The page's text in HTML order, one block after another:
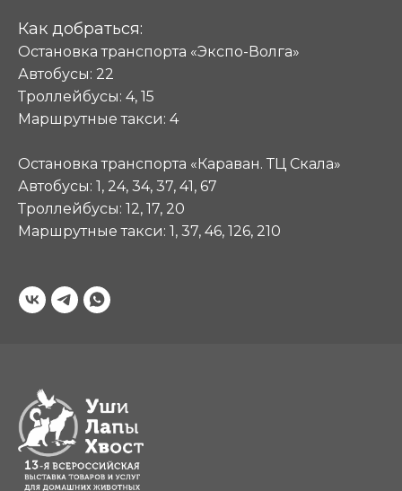
Как добраться:
Остановка транспорта «Экспо-Волга»
Автобусы: 22
Троллейбусы: 4, 15
Маршрутные такси: 4
Остановка транспорта «Караван. ТЦ Скала»
Автобусы: 1, 24, 34, 37, 41, 67
Троллейбусы: 12, 17, 20
Маршрутные такси: 1, 37, 46, 126, 210